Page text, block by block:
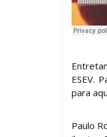
ESEV.
para
Paulo